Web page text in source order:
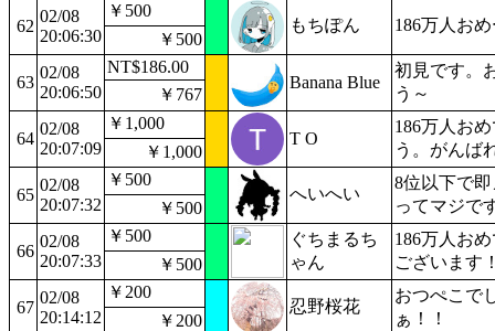
62
02/08
20:06:30
￥500
もちぽん 186万人お
￥500
63
02/08
20:06:50
NT$186.00
Banana Blue
初見です。
う～
￥767
64
02/08
20:07:09
￥1,000
T O
186万人お
う。がんば
￥1,000
65
02/08
20:07:32
￥500
へいへい
8位以下で
ってマジで
￥500
66
02/08
20:07:33
￥500
ぐちまるち
ゃん
186万人お
ございます
￥500
67
02/08
20:14:12
￥200
忍野桜花
おつぺこで
ぁ！！
￥200